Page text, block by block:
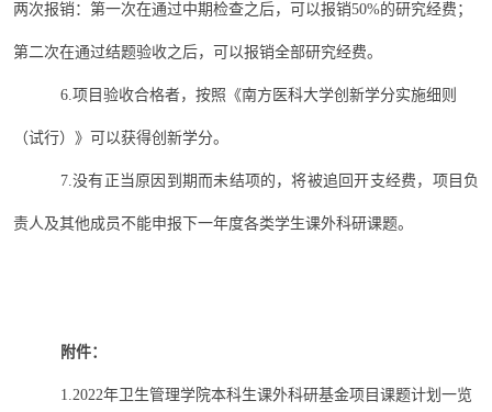
两次报销：第一次在通过中期检查之后，可以报销50%的研究经费；
第二次在通过结题验收之后，可以报销全部研究经费。
6.项目验收合格者，按照《南方医科大学创新学分实施细则
（试行）》可以获得创新学分。
7.没有正当原因到期而未结项的，将被追回开支经费，项目负
责人及其他成员不能申报下一年度各类学生课外科研课题。
附件：
1.2022年卫生管理学院本科生课外科研基金项目课题计划一览